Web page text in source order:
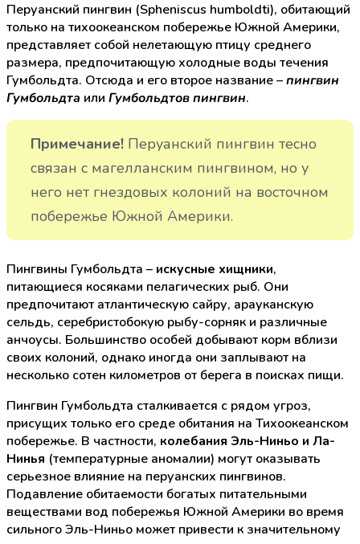
Перуанский пингвин (Spheniscus humboldti), обитающий
только на тихоокеанском побережье Южной Америки,
представляет собой нелетающую птицу среднего
размера, предпочитающую холодные воды течения
Гумбольдта. Отсюда и его второе название – пингвин
Гумбольдта или Гумбольдтов пингвин.
Примечание! Перуанский пингвин тесно
связан с магелланским пингвином, но у
него нет гнездовых колоний на восточном
побережье Южной Америки.
Пингвины Гумбольдта – искусные хищники,
питающиеся косяками пелагических рыб. Они
предпочитают атлантическую сайру, арауканскую
сельдь, серебристобокую рыбу-сорняк и различные
анчоусы. Большинство особей добывают корм вблизи
своих колоний, однако иногда они заплывают на
несколько сотен километров от берега в поисках пищи.
Пингвин Гумбольдта сталкивается с рядом угроз,
присущих только его среде обитания на Тихоокеанском
побережье. В частности, колебания Эль-Ниньо и Ла-
Нинья (температурные аномалии) могут оказывать
серьезное влияние на перуанских пингвинов.
Подавление обитаемости богатых питательными
веществами вод побережья Южной Америки во время
сильного Эль-Ниньо может привести к значительному